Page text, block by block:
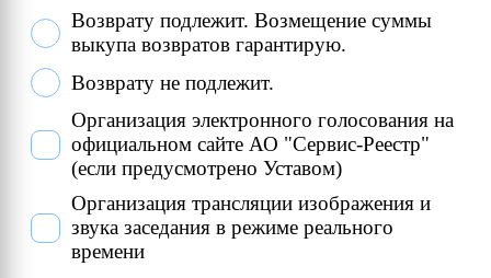
Возврату подлежит. Возмещение суммы
выкупа возвратов гарантирую.
Возврату не подлежит.
Организация электронного голосования на
официальном сайте АО "Сервис-Реестр"
(если предусмотрено Уставом)
Организация трансляции изображения и
звука заседания в режиме реального
времени